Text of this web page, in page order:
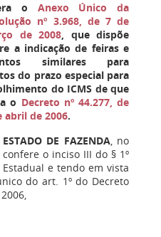
o Anexo Único da
nº 3.968, de 7 de
de 2008, que dispõe
a indicação de feiras e
similares para
do prazo especial para
do ICMS de que
o Decreto nº 44.277, de
abril de 2006.
DE FAZENDA, no
o inciso III do § 1º
e tendo em vista
do art. 1º do Decreto